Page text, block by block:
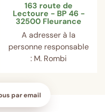
163 route de
Lectoure - BP 46 -
32500 Fleurance
A adresser à la
personne responsable
: M. Rombi
par email